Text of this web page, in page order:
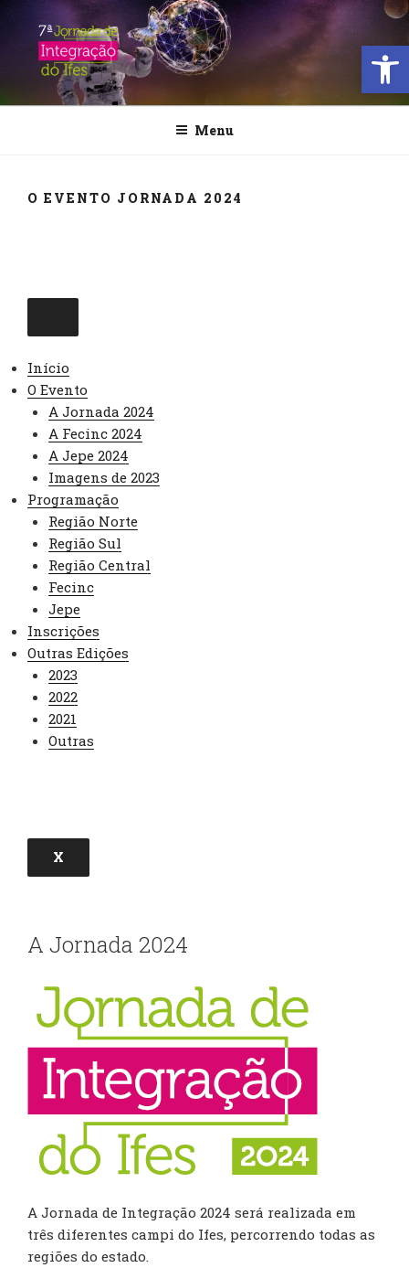
conteúdo
JORNADA DE INTEGRAÇÃO
Menu
O EVENTO JORNADA 2024
Início
O Evento
A Jornada 2024
A Fecinc 2024
A Jepe 2024
Imagens de 2023
Programação
Região Norte
Região Sul
Região Central
Fecinc
Jepe
Inscrições
Outras Edições
2023
2022
2021
Outras
X
A Jornada 2024
A Jornada de Integração 2024 será realizada em
três diferentes campi do Ifes, percorrendo todas as
regiões do estado.